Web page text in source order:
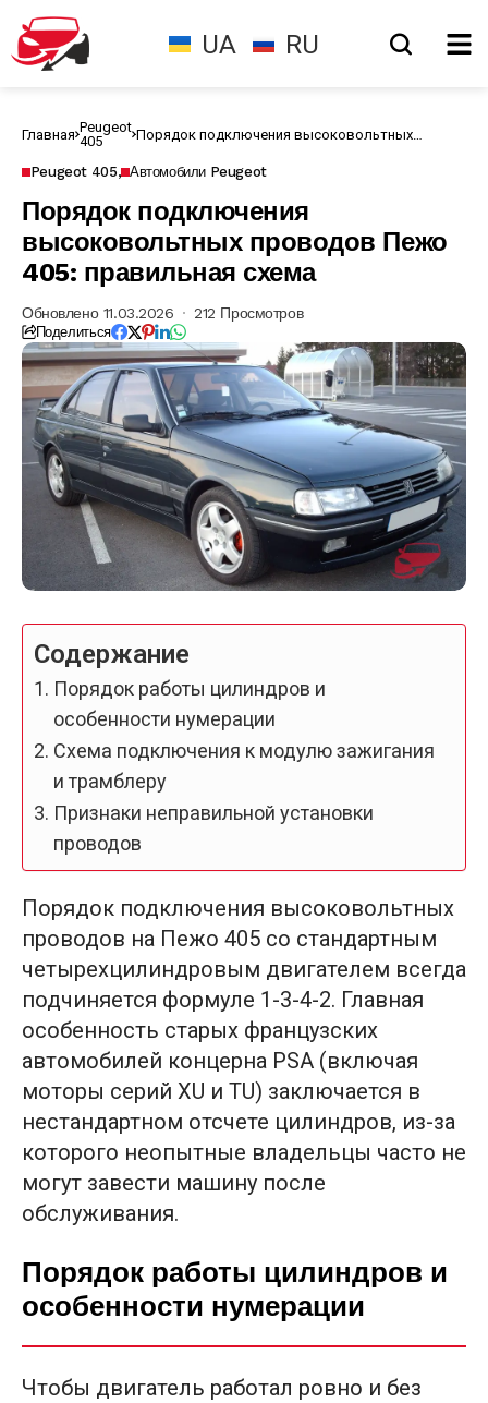
UA RU
Главная Peugeot
405
Порядок подключения высоковольтных
Peugeot 405
Автомобили Peugeot
Порядок подключения
высоковольтных проводов Пежо
405: правильная схема
Обновлено 11.03.2026 212 Просмотров
Поделиться
Содержание
Порядок работы цилиндров и
особенности нумерации
Схема подключения к модулю зажигания
и трамблеру
Признаки неправильной установки
проводов
Порядок подключения высоковольтных
проводов на Пежо 405 со стандартным
четырехцилиндровым двигателем всегда
подчиняется формуле 1-3-4-2. Главная
особенность старых французских
автомобилей концерна PSA (включая
моторы серий XU и TU) заключается в
нестандартном отсчете цилиндров, из-за
которого неопытные владельцы часто не
могут завести машину после
обслуживания.
Порядок работы цилиндров и
особенности нумерации
Чтобы двигатель работал ровно и без